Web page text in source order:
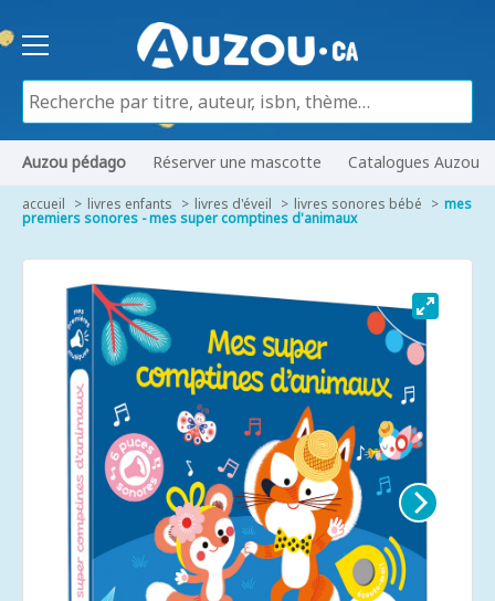
Auzou pédago Réserver une mascotte Catalogues Auzou
accueil livres enfants livres d'éveil livres sonores bébé mes
premiers sonores - mes super comptines d'animaux